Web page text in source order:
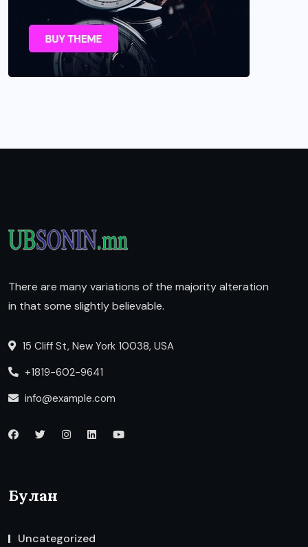
There are many variations of the majority alteration
in that some slightly believable.
15 Cliff St, New York 10038, USA
+1819-602-9641
info@example.com
Булан
Uncategorized